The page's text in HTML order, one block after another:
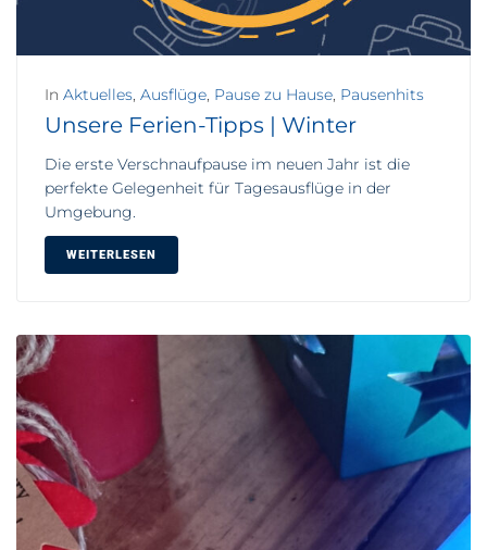
In Aktuelles, Ausflüge, Pause zu Hause, Pausenhits
Unsere Ferien-Tipps | Winter
Die erste Verschnaufpause im neuen Jahr ist die
perfekte Gelegenheit für Tagesausflüge in der
Umgebung.
WEITERLESEN